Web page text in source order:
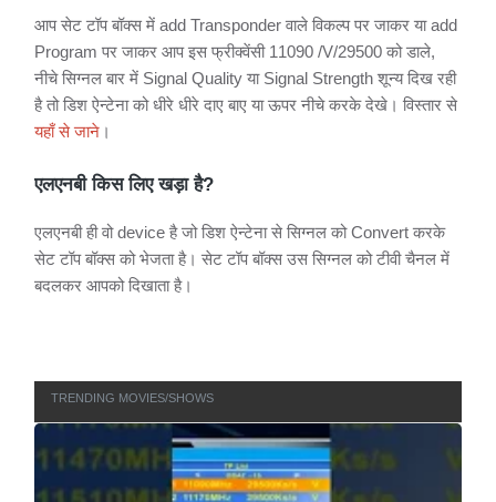
आप सेट टॉप बॉक्स में add Transponder वाले विकल्प पर जाकर या add
Program पर जाकर आप इस फ्रीक्वेंसी 11090 /V/29500 को डाले,
नीचे सिग्नल बार में Signal Quality या Signal Strength शून्य दिख रही
है तो डिश ऐन्टेना को धीरे धीरे दाए बाए या ऊपर नीचे करके देखे। विस्तार से
यहाँ से जाने ।
एलएनबी किस लिए खड़ा है?
एलएनबी ही वो device है जो डिश ऐन्टेना से सिग्नल को Convert करके
सेट टॉप बॉक्स को भेजता है। सेट टॉप बॉक्स उस सिग्नल को टीवी चैनल में
बदलकर आपको दिखाता है।
TRENDING MOVIES/SHOWS